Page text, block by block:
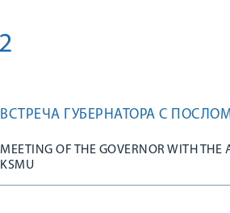
ВСТРЕЧА ГУБЕРНАТОРА С
MEETING OF THE GOVERNOR WITH
KSMU